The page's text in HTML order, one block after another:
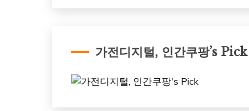
가전디지털, 인간쿠팡’s Pick